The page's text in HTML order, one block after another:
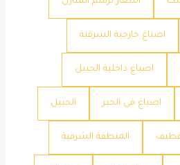
اصباغ خارجية الشرقية
اصباغ داخلية الجبيل
اصباغ في الخبر الجبيل
المنطقة الشرقية